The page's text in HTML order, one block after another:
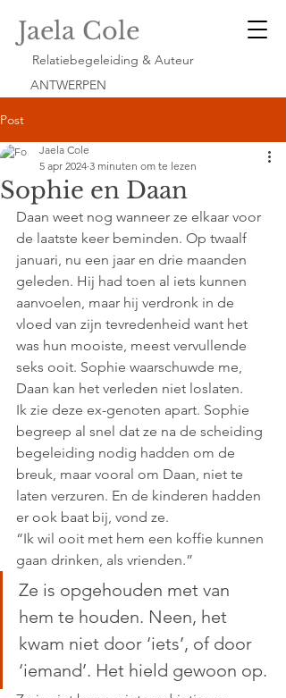
Jaela Cole
Relatiebegeleiding & Auteur
ANTWERPEN
Post
Sophie en Daan
Jaela Cole
5 apr 2024 3 minuten om te lezen
Daan weet nog wanneer ze elkaar voor
de laatste keer beminden. Op twaalf
januari, nu een jaar en drie maanden
geleden. Hij had toen al iets kunnen
aanvoelen, maar hij verdronk in de
vloed van zijn tevredenheid want het
was hun mooiste, meest vervullende
seks ooit. Sophie waarschuwde me,
Daan kan het verleden niet loslaten.
Ik zie deze ex-genoten apart. Sophie
begreep al snel dat ze na de scheiding
begeleiding nodig hadden om de
breuk, maar vooral om Daan, niet te
laten verzuren. En de kinderen hadden
er ook baat bij, vond ze.
“Ik wil ooit met hem een koffie kunnen
gaan drinken, als vrienden.”
Ze is opgehouden met van
hem te houden. Neen, het
kwam niet door ‘iets’, of door
‘iemand’. Het hield gewoon op.